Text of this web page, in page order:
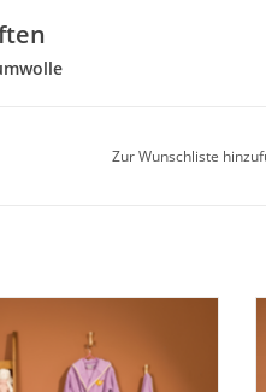
Zur Wunschliste
nachhaltige Materialien
Komfort für Kinder. Alle
aus 100 % zertifizierter